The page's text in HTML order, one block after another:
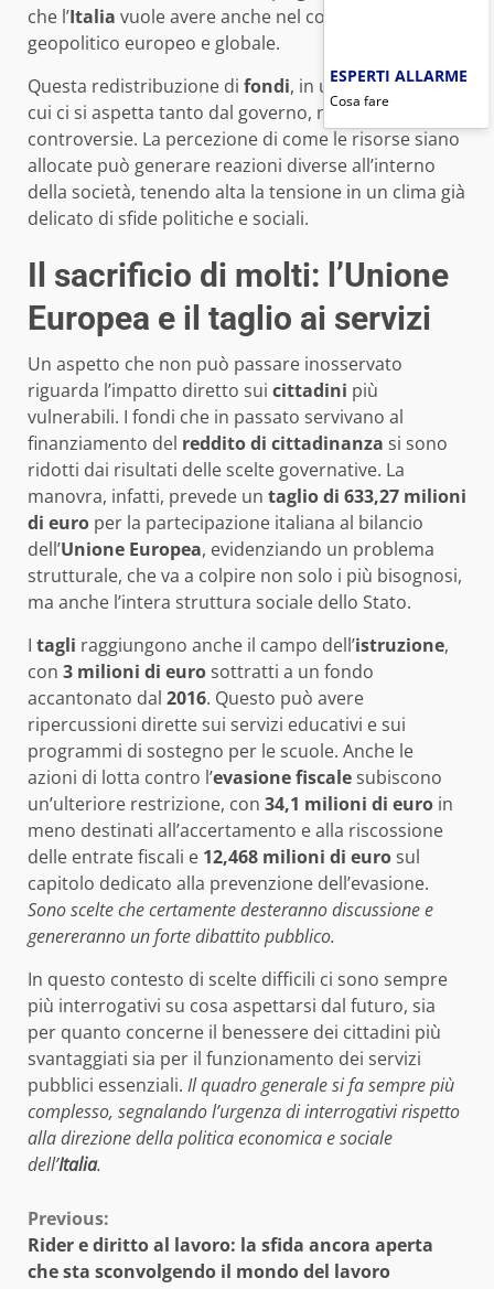
che l’Italia vuole avere anche nel contesto
geopolitico europeo e globale.
Questa redistribuzione di fondi, in un momento in
cui ci si aspetta tanto dal governo, non è priva di
controversie. La percezione di come le risorse siano
allocate può generare reazioni diverse all’interno
della società, tenendo alta la tensione in un clima già
delicato di sfide politiche e sociali.
Il sacrificio di molti: l’Unione
Europea e il taglio ai servizi
Un aspetto che non può passare inosservato
riguarda l’impatto diretto sui cittadini più
vulnerabili. I fondi che in passato servivano al
finanziamento del reddito di cittadinanza si sono
ridotti dai risultati delle scelte governative. La
manovra, infatti, prevede un taglio di 633,27 milioni
di euro per la partecipazione italiana al bilancio
dell’Unione Europea, evidenziando un problema
strutturale, che va a colpire non solo i più bisognosi,
ma anche l’intera struttura sociale dello Stato.
I tagli raggiungono anche il campo dell’istruzione,
con 3 milioni di eurosottratti a un fondo
accantonato dal 2016. Questo può avere
ripercussioni dirette sui servizi educativi e sui
programmi di sostegno per le scuole. Anche le
azioni di lotta contro l’evasione fiscalesubiscono
un’ulteriore restrizione, con 34,1 milioni di euro in
meno destinati all’accertamento e alla riscossione
delle entrate fiscali e 12,468 milioni di eurosul
capitolo dedicato alla prevenzione dell’evasione.
Sono scelte che certamente desteranno discussione e
genereranno un forte dibattito pubblico.
In questo contesto di scelte difficili ci sono sempre
più interrogativi su cosa aspettarsi dal futuro, sia
per quanto concerne il benessere dei cittadini più
svantaggiati sia per il funzionamento dei servizi
pubblici essenziali. Il quadro generale si fa sempre più
complesso, segnalando l’urgenza di interrogativi rispetto
alla direzione della politica economica e sociale
dell’Italia.
Continue
Reading
Previous:
Rider e diritto al lavoro: la sfida ancora aperta
che sta sconvolgendo il mondo del lavoro
ESPERTI ALLARME
Cosa fare